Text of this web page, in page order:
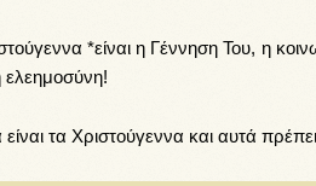
*είναι η Γέννηση Του, η
ελεημοσύνη!
τα Χριστούγεννα και αυτά